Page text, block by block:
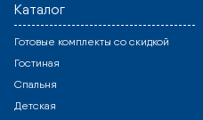
Каталог
Готовые комплекты со скидкой
Гостиная
Спальня
Детская